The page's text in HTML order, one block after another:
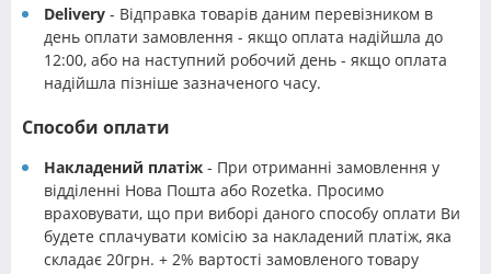
Delivery - Відправка товарів даним перевізником в
день оплати замовлення - якщо оплата надійшла до
12:00, або на наступний робочий день - якщо оплата
надійшла пізніше зазначеного часу.
Способи оплати
Накладений платіж - При отриманні замовлення у
відділенні Нова Пошта або Rozetka. Просимо
враховувати, що при виборі даного способу оплати Ви
будете сплачувати комісію за накладений платіж, яка
складає 20грн. + 2% вартості замовленого товару